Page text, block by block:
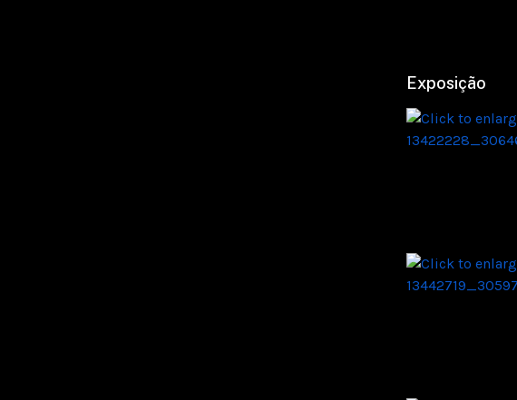
Exposição